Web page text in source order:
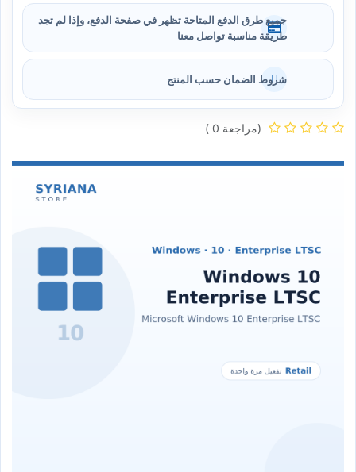
جميع طرق الدفع المتاحة تظهر في صفحة الدفع، وإذا لم تجد
طريقة مناسبة تواصل معنا
شروط الضمان حسب المنتج
(مراجعة 0 )